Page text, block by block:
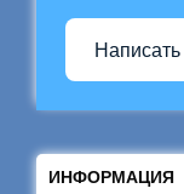
ИНФОРМАЦИЯ